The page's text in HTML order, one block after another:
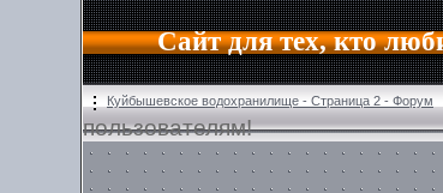
Сайт для тех, кто
Куйбышевское водохранилище - Страница 2 - Форум
пользователям!